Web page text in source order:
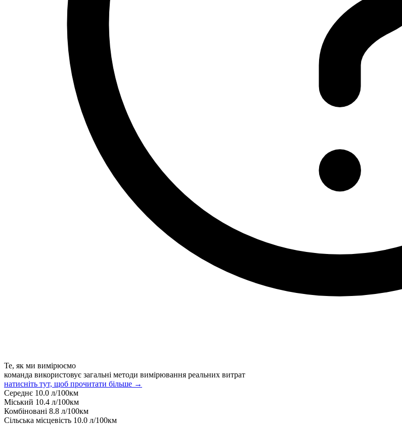
Те, як ми вимірюємо
команда використовує загальні методи вимірювання реальних витрат
натисніть тут, щоб прочитати більше →
Середнє 10.0 л/100км
Міський 10.4 л/100км
Комбіновані 8.8 л/100км
Сільська місцевість 10.0 л/100км